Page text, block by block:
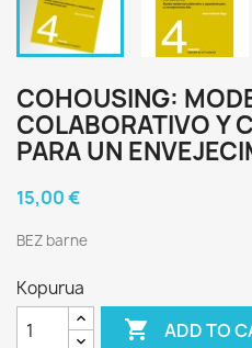
COHOUSING:
COLABORATIVO Y
PARA UN
15,00 €
BEZ barne
Kopurua
 ADD TO